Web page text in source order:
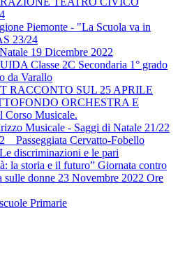
Piemonte - "La Scuola va in
23/24
19 Dicembre 2022
Classe 2C Secondaria 1° grado
da Varallo
RACCONTO SUL 25 APRILE
ORCHESTRA E
Corso Musicale.
Musicale - Saggi di Natale 21/22
_ Passeggiata Cervatto-Fobello
discriminazioni e le pari
la storia e il futuro” Giornata contro
sulle donne 23 Novembre 2022 Ore
Primarie